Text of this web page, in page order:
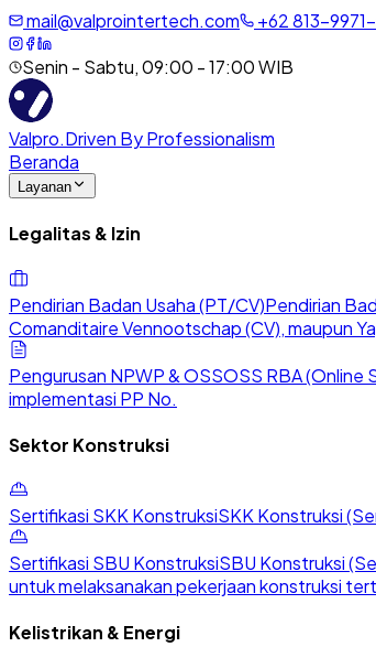
mail@valprointertech.com +62813-9971-
Senin - Sabtu, 09:00 - 17:00 WIB
Valpro.Driven By Professionalism
Beranda
Layanan
Legalitas & Izin
Pendirian Badan Usaha (PT/CV)Pendirian
Comanditaire Vennootschap (CV), maupun
Pengurusan NPWP & OSSOSS RBA (Online
implementasi PP No.
Sektor Konstruksi
Sertifikasi SKK KonstruksiSKK Konstruksi
Sertifikasi SBU KonstruksiSBU Konstruksi
untuk melaksanakan pekerjaan konstruksi
Kelistrikan & Energi